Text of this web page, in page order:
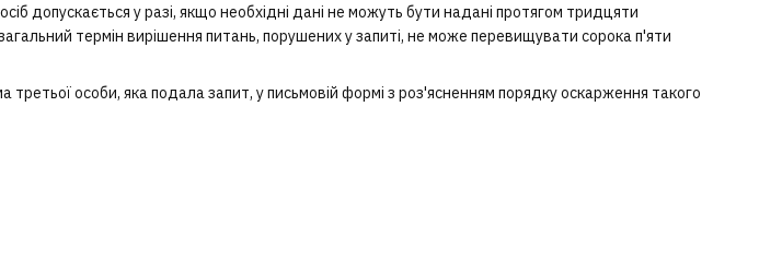
допускається у разі, якщо необхідні дані не можуть бути надані протягом тридцяти
термін вирішення питань, порушених у запиті, не може перевищувати сорока п'яти
особи, яка подала запит, у письмовій формі з роз'ясненням порядку оскарження такого